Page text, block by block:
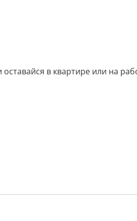
в квартире или на